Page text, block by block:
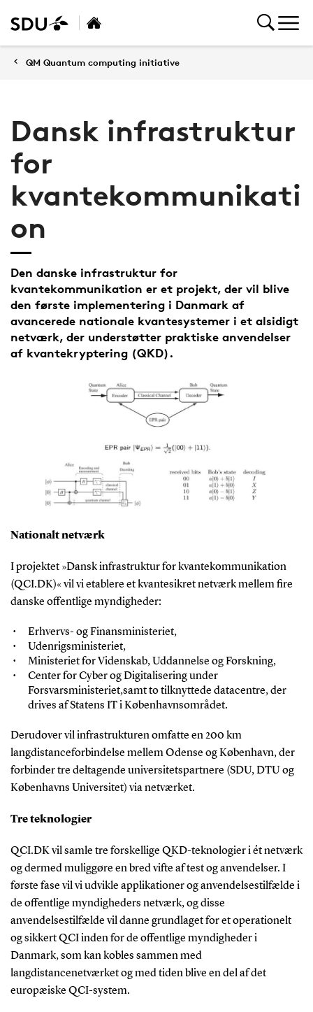
QM Quantum computing initiative
Dansk infrastruktur
for
kvantekommunikati
on
Den danske infrastruktur for
kvantekommunikation er et projekt, der vil blive
den første implementering i Danmark af
avancerede nationale kvantesystemer i et alsidigt
netværk, der understøtter praktiske anvendelser
af kvantekryptering (QKD).
Nationalt netværk
I projektet »Dansk infrastruktur for kvantekommunikation
(QCI.DK)« vil vi etablere et kvantesikret netværk mellem fire
danske offentlige myndigheder:
Erhvervs- og Finansministeriet,
Udenrigsministeriet,
Ministeriet for Videnskab, Uddannelse og Forskning,
Center for Cyber og Digitalisering under
Forsvarsministeriet,samt to tilknyttede datacentre, der
drives af Statens IT i Københavnsområdet.
Derudover vil infrastrukturen omfatte en 200 km
langdistanceforbindelse mellem Odense og København, der
forbinder tre deltagende universitetspartnere (SDU, DTU og
Københavns Universitet) via netværket.
Tre teknologier
QCI.DK vil samle tre forskellige QKD-teknologier i ét netværk
og dermed muliggøre en bred vifte af test og anvendelser. I
første fase vil vi udvikle applikationer og anvendelsestilfælde i
de offentlige myndigheders netværk, og disse
anvendelsestilfælde vil danne grundlaget for et operationelt
og sikkert QCI inden for de offentlige myndigheder i
Danmark, som kan kobles sammen med
langdistancenetværket og med tiden blive en del af det
europæiske QCI-system.